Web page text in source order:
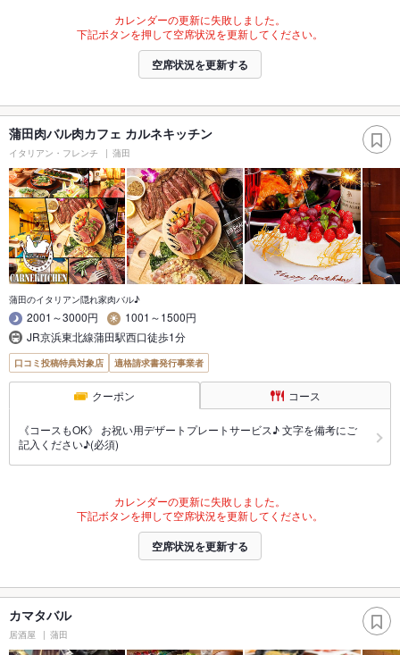
カレンダーの更新に失敗しました。
下記ボタンを押して空席状況を更新してください。
空席状況を更新する
蒲田肉バル肉カフェ カルネキッチン
イタリアン・フレンチ 蒲田
蒲田のイタリアン隠れ家肉バル♪
2001～3000円
1001～1500円
JR京浜東北線蒲田駅西口徒歩1分
口コミ投稿特典対象店 適格請求書発行事業者
クーポン コース
《コースもOK》 お祝い用デザートプレートサービス♪ 文字を備考にご
記入ください♪(必須)
カレンダーの更新に失敗しました。
下記ボタンを押して空席状況を更新してください。
空席状況を更新する
カマタバル
居酒屋 蒲田